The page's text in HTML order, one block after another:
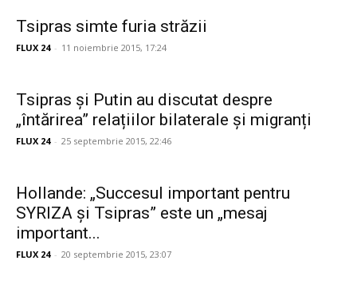
Tsipras simte furia străzii
FLUX 24 - 11 noiembrie 2015, 17:24
Tsipras și Putin au discutat despre
„întărirea” relațiilor bilaterale și migranți
FLUX 24 - 25 septembrie 2015, 22:46
Hollande: „Succesul important pentru
SYRIZA și Tsipras” este un „mesaj
important...
FLUX 24 - 20 septembrie 2015, 23:07